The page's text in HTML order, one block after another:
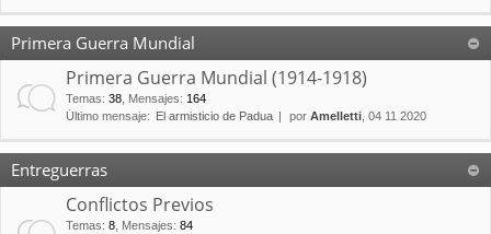
Primera Guerra Mundial
Primera Guerra Mundial (1914-1918)
Temas: 38 Mensajes: 164
Último mensaje:
El armisticio de Padua por Amelletti , 04 11 2020
Entreguerras
Conflictos Previos
Temas: 8 Mensajes: 84